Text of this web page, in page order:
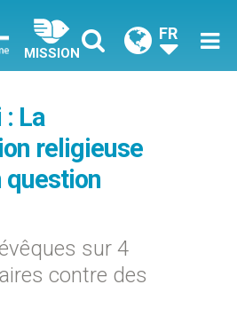
MISSION
FR
: La
religieuse
question
sur 4
contre des